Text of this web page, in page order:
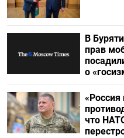
В
прав
о
«Россия
что